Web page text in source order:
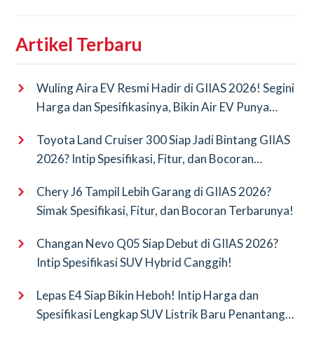
Artikel Terbaru
Wuling Aira EV Resmi Hadir di GIIAS 2026! Segini
Harga dan Spesifikasinya, Bikin Air EV Punya
Toyota Land Cruiser 300 Siap Jadi Bintang GIIAS
2026? Intip Spesifikasi, Fitur, dan Bocoran
Chery J6 Tampil Lebih Garang di GIIAS 2026?
Simak Spesifikasi, Fitur, dan Bocoran Terbarunya!
Changan Nevo Q05 Siap Debut di GIIAS 2026?
Intip Spesifikasi SUV Hybrid Canggih!
Lepas E4 Siap Bikin Heboh! Intip Harga dan
Spesifikasi Lengkap SUV Listrik Baru Penantang